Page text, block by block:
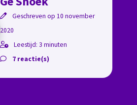
Geschreven op 10 november
2020
Leestijd: 3 minuten
7 reactie(s)